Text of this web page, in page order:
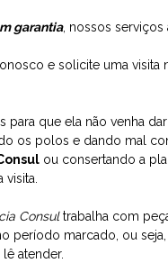
garantia, nossos
e solicite uma visita
que ela não venha
os polos e dando mal
ou consertando a
visita.
Consultrabalha com
período marcado, ou seja,
atender.